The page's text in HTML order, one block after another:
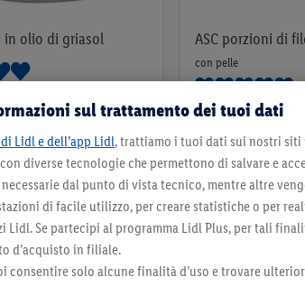
in olio di griasol
*
| 100g = 0,96 fr.
ASC porzioni di
con pelle
15 Recensioni
17.49
*
per 4x125g | 100g =
Nell’elenco
sul trattamento dei tuoi dati
Lidl e dell’app Lidl, trattiamo i tuoi dati sui nostri siti
diverse tecnologie che permettono di salvare e
dal punto di vista tecnico, mentre altre
di facile utilizzo, per creare statistiche o per
Lidl. Se partecipi al programma Lidl Plus, per tali
d’acquisto in filiale.
consentire solo alcune finalità d’uso e trovare